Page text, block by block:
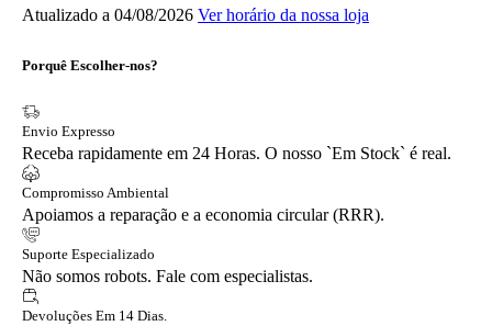
Atualizado a 04/08/2026 Ver horário da nossa loja
Porquê Escolher-nos?
Envio Expresso
Receba rapidamente em 24 Horas. O nosso `Em Stock` é real.
Compromisso Ambiental
Apoiamos a reparação e a economia circular (RRR).
Suporte Especializado
Não somos robots. Fale com especialistas.
Devoluções Em 14 Dias.